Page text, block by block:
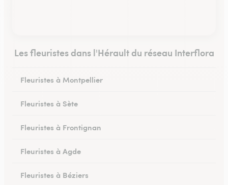
Les fleuristes dans l'Hérault du réseau Interflora
Fleuristes à Montpellier
Fleuristes à Sète
Fleuristes à Frontignan
Fleuristes à Agde
Fleuristes à Béziers